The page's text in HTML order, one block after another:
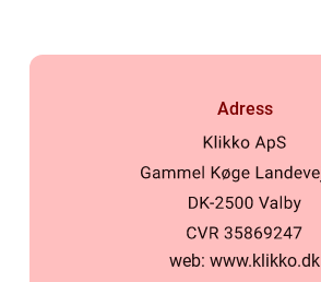
Adress
web: www.klikko.dk